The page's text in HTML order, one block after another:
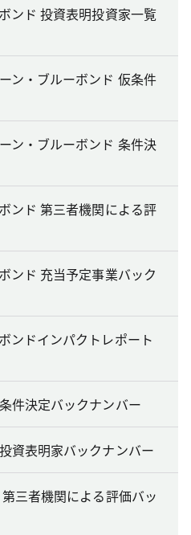
ンド 投資表明投資家一覧
ン・ブルーボンド 仮条件
ン・ブルーボンド 条件決
ンド 第三者機関による評
ンド 充当予定事業バック
ンドインパクトレポート
件決定バックナンバー
資表明家バックナンバー
三者機関による評価バッ